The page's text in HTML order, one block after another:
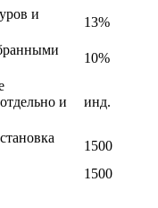
и
13%
10%
и
инд.
1500
1500